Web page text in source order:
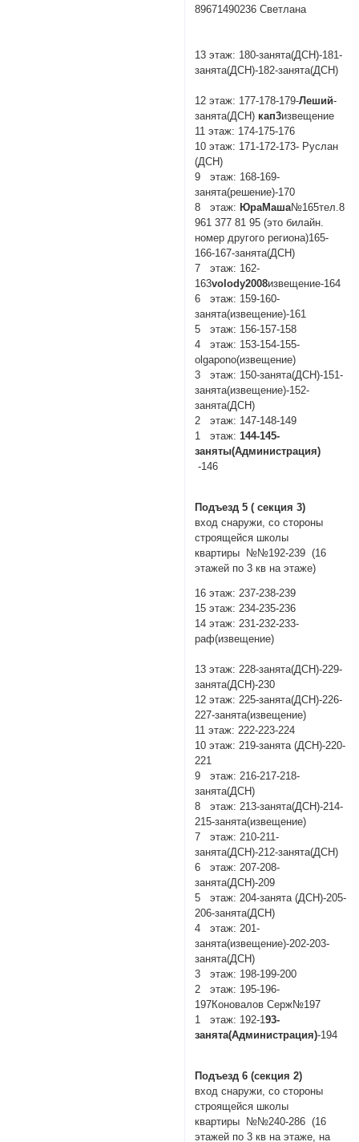
89671490236 Светлана
13 этаж: 180-занята(ДСН)-181-
занята(ДСН)-182-занята(ДСН)
12 этаж: 177-178-179-Леший-
занята(ДСН) кап3извещение
11 этаж: 174-175-176
10 этаж: 171-172-173- Руслан
(ДСН)
9 этаж: 168-169-
занята(решение)-170
8 этаж: ЮраМаша№165тел.8
961 377 81 95 (это билайн.
номер другого региона)165-
166-167-занята(ДСН)
7 этаж: 162-
163volody2008извещение-164
6 этаж: 159-160-
занята(извещение)-161
5 этаж: 156-157-158
4 этаж: 153-154-155-
olgapono(извещение)
3 этаж: 150-занята(ДСН)-151-
занята(извещение)-152-
занята(ДСН)
2 этаж: 147-148-149
1 этаж: 144-145-
заняты(Администрация)
-146
Подъезд 5 ( секция 3)
вход снаружи, со стороны
строящейся школы
квартиры №№192-239 (16
этажей по 3 кв на этаже)
16 этаж: 237-238-239
15 этаж: 234-235-236
14 этаж: 231-232-233-
раф(извещение)
13 этаж: 228-занята(ДСН)-229-
занята(ДСН)-230
12 этаж: 225-занята(ДСН)-226-
227-занята(извещение)
11 этаж: 222-223-224
10 этаж: 219-занята (ДСН)-220-
221
9 этаж: 216-217-218-
занята(ДСН)
8 этаж: 213-занята(ДСН)-214-
215-занята(извещение)
7 этаж: 210-211-
занята(ДСН)-212-занята(ДСН)
6 этаж: 207-208-
занята(ДСН)-209
5 этаж: 204-занята (ДСН)-205-
206-занята(ДСН)
4 этаж: 201-
занята(извещение)-202-203-
занята(ДСН)
3 этаж: 198-199-200
2 этаж: 195-196-
197Коновалов Серж№197
1 этаж: 192-193-
занята(Администрация)-194
Подъезд 6 (секция 2)
вход снаружи, со стороны
строящейся школы
квартиры №№240-286 (16
этажей по 3 кв на этаже, на